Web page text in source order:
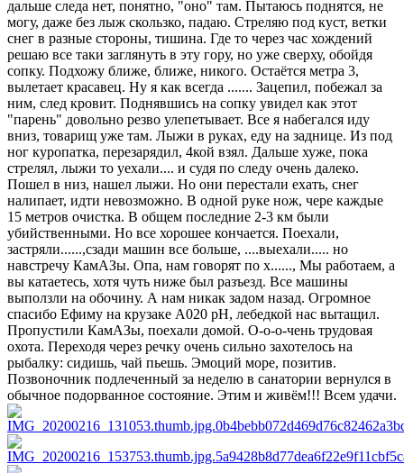
дальше следа нет, понятно, "оно" там. Пытаюсь поднятся, не
могу, даже без лыж скользко, падаю. Стреляю под куст, ветки
снег в разные стороны, тишина. Где то через час хождений
решаю все таки заглянуть в эту гору, но уже сверху, обойдя
сопку. Подхожу ближе, ближе, никого. Остаётся метра 3,
вылетает красавец. Ну я как всегда ....... Зацепил, побежал за
ним, след кровит. Поднявшись на сопку увидел как этот
"парень" довольно резво улепетывает. Все я набегался иду
вниз, товарищ уже там. Лыжи в руках, еду на заднице. Из под
ног куропатка, перезарядил, 4кой взял. Дальше хуже, пока
стрелял, лыжи то уехали.... и судя по следу очень далеко.
Пошел в низ, нашел лыжи. Но они перестали ехать, снег
налипает, идти невозможно. В одной руке нож, чере каждые
15 метров очистка. В общем последние 2-3 км были
убийственными. Но все хорошее кончается. Поехали,
застряли......,сзади машин все больше, ....выехали..... но
навстречу КамАЗы. Опа, нам говорят по х......, Мы работаем, а
вы катаетесь, хотя чуть ниже был разъезд. Все машины
выползли на обочину. А нам никак задом назад. Огромное
спасибо Ефиму на крузаке А020 рН, лебедкой нас вытащил.
Пропустили КамАЗы, поехали домой. О-о-о-чень трудовая
охота. Переходя через речку очень сильно захотелось на
рыбалку: сидишь, чай пьешь. Эмоций море, позитив.
Позвоночник подлеченный за неделю в санатории вернулся в
обычное подорванное состояние. Этим и живём!!! Всем удачи.